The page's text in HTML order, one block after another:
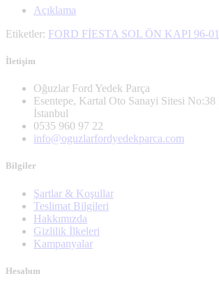
Açıklama
Etiketler: FORD FİESTA SOL ÖN KAPI 96-01
İletişim
Oğuzlar Ford Yedek Parça
Esentepe, Kartal Oto Sanayi Sitesi
İstanbul
0535 960 97 22
info@oguzlarfordyedekparca.com
Bilgiler
Şartlar & Koşullar
Teslimat Bilgileri
Hakkımızda
Gizlilik İlkeleri
Kampanyalar
Hesabım